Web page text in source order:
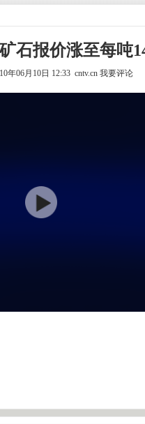
石报价涨至每吨
年06月10日 12:33 cntv.cn 我要评论